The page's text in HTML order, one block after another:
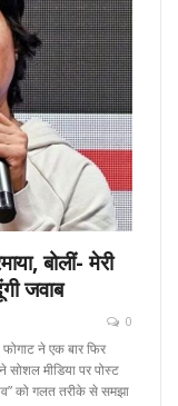
बोलीं- मेरी
जवाब
0
ने एक बार फिर
सोशल मीडिया पर पोस्ट
को गलत तरीके से समझा